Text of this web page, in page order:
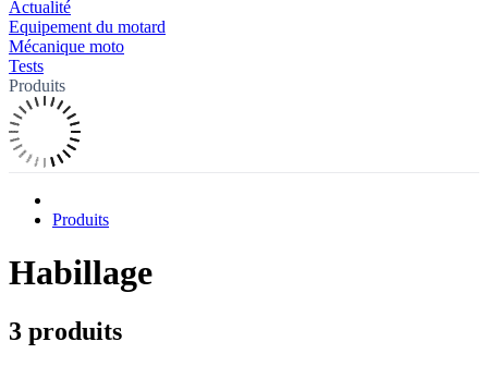
Actualité
Equipement du motard
Mécanique moto
Tests
Produits
Produits
Habillage
3 produits